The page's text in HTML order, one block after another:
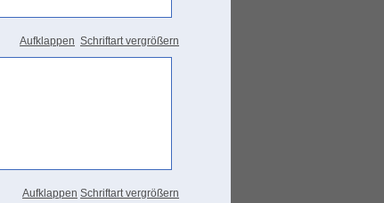
Aufklappen Schriftart vergrößern
Aufklappen Schriftart vergrößern